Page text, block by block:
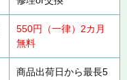
550円（一律）2カ月
無料
商品出荷日から最長5